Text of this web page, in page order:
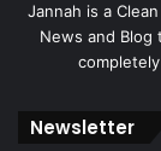
Jannah is a
News and
Newsletter